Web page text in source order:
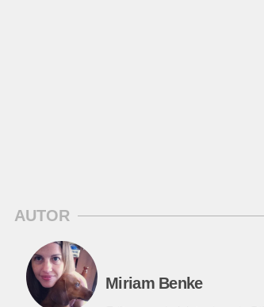
AUTOR
Miriam Benke